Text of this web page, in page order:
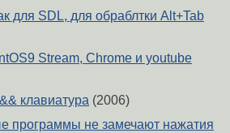
для SDL, для обраблтки Alt+Tab
Stream, Chrome и youtube
клавиатура (2006)
программы не замечают нажатия